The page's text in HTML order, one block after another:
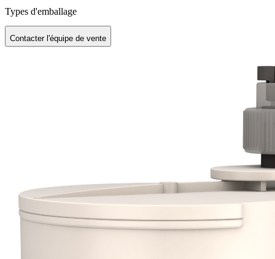
Types d'emballage
Contacter l'équipe de vente